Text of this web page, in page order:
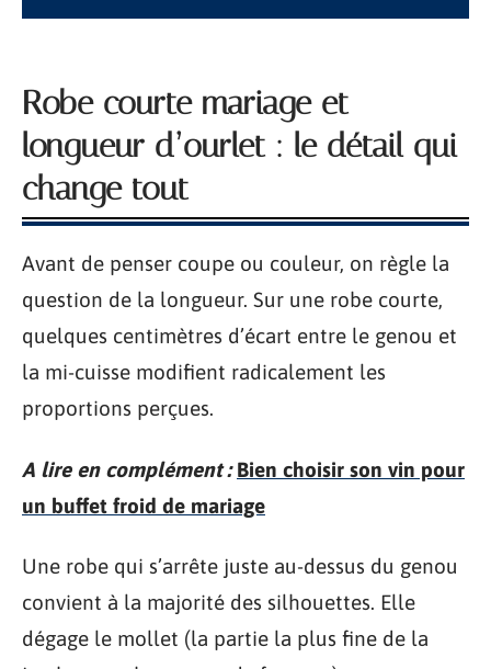
Robe courte mariage et
longueur d’ourlet : le détail qui
change tout
Avant de penser coupe ou couleur, on règle la
question de la longueur. Sur une robe courte,
quelques centimètres d’écart entre le genou et
la mi-cuisse modifient radicalement les
proportions perçues.
A lire en complément : Bien choisir son vin pour
un buffet froid de mariage
Une robe qui s’arrête juste au-dessus du genou
convient à la majorité des silhouettes. Elle
dégage le mollet (la partie la plus fine de la